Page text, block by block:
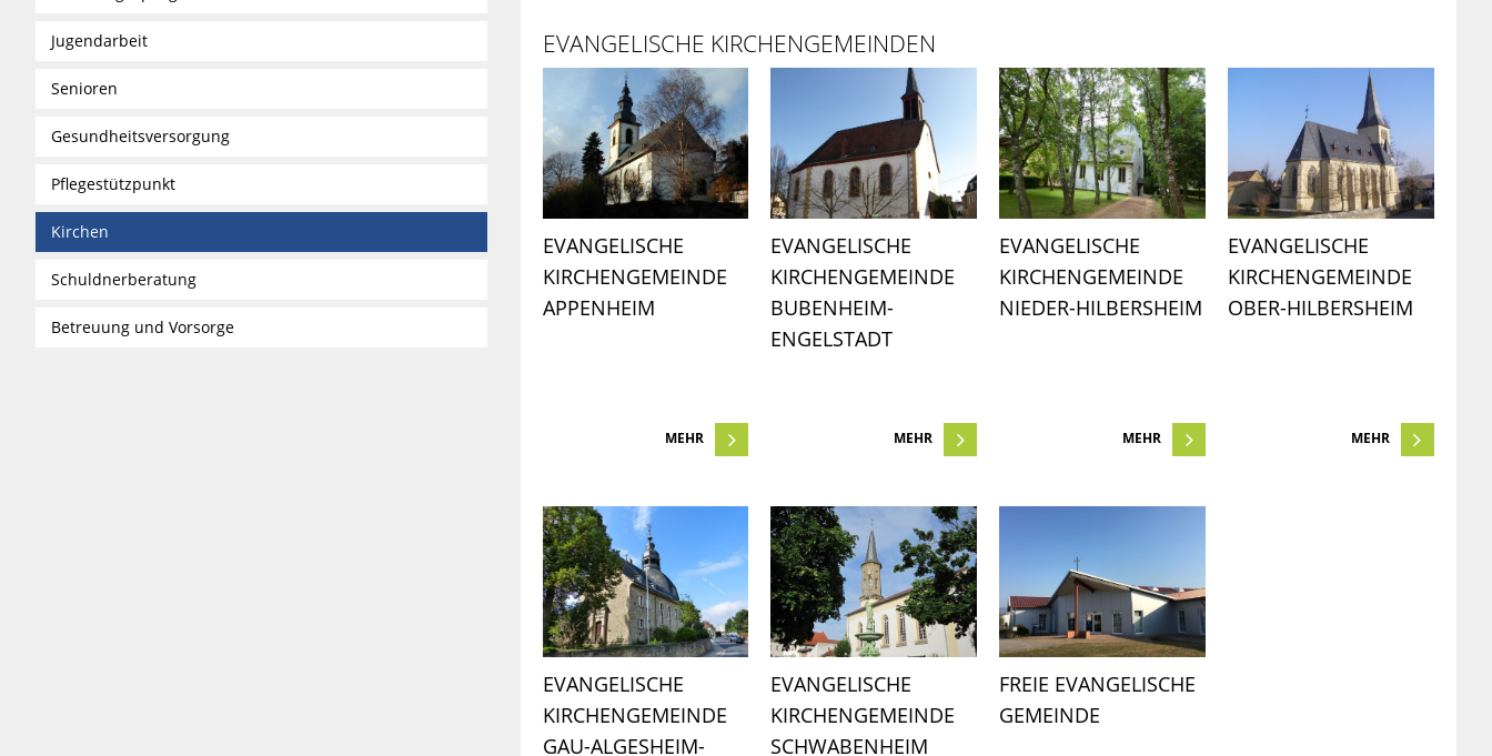
EVANGELISCHE KIRCHENGEMEINDEN
EVANGELISCHE
KIRCHENGEMEINDE
APPENHEIM
MEHR
EVANGELISCHE
KIRCHENGEMEINDE
BUBENHEIM-
ENGELSTADT
MEHR
EVANGELISCHE
KIRCHENGEMEINDE
NIEDER-HILBERSHEIM
MEHR
EVANGELISCHE
KIRCHENGEMEINDE
OBER-HILBERSHEIM
MEHR
EVANGELISCHE
KIRCHENGEMEINDE
GAU-ALGESHEIM-
EVANGELISCHE
KIRCHENGEMEINDE
SCHWABENHEIM
FREIE EVANGELISCHE
GEMEINDE
Jugendarbeit
Senioren
Gesundheitsversorgung
Pflegestützpunkt
Kirchen
Schuldnerberatung
Betreuung und Vorsorge